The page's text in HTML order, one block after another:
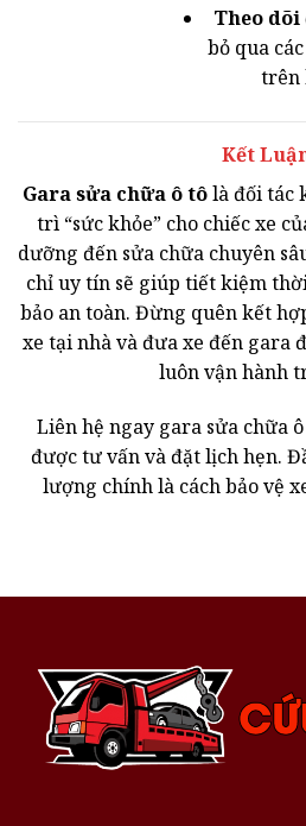
Theo dõi
bỏ qua
trên
Kết
Gara sửa chữa ô tôlà đối tác
trì “sức khỏe” cho chiếc xe
dưỡng đến sửa chữa chuyên
chỉ uy tín sẽ giúp tiết kiệm
bảo an toàn. Đừng quên kết
xe tại nhà và đưa xe đến gara
luôn vận hành
Liên hệ ngay gara sửa chữa
được tư vấn và đặt lịch hẹn.
lượng chính là cách bảo vệ